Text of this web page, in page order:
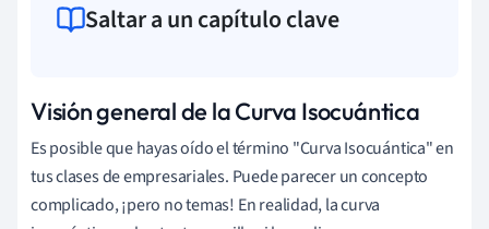
Saltar a un capítulo clave
Visión general de la Curva Isocuántica
Es posible que hayas oído el término "Curva Isocuántica" en
tus clases de empresariales. Puede parecer un concepto
complicado, ¡pero no temas! En realidad, la curva